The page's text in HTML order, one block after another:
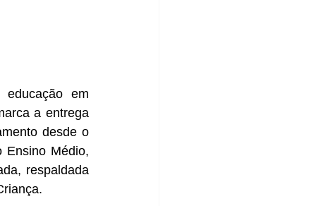
em
a entrega
desde o
Ensino Médio,
respaldada